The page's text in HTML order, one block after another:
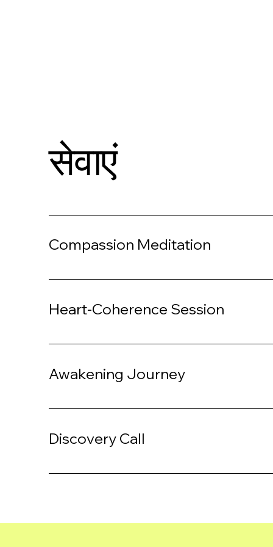
सेवाएं
Compassion Meditation
Heart-Coherence Session
Awakening Journey
Discovery Call